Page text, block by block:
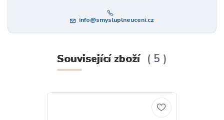
info@smysluplneuceni.cz
Související zboží 5